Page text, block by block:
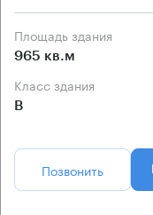
Площадь здания
965 кв.м
Класс здания
B
Позвонить